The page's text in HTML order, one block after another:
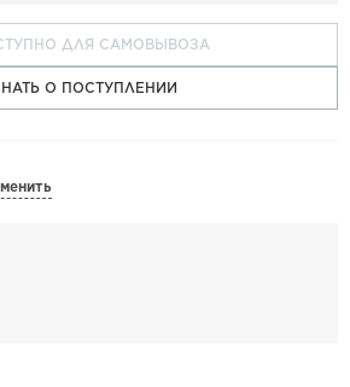
ДЛЯ САМОВЫВОЗА
О ПОСТУПЛЕНИИ